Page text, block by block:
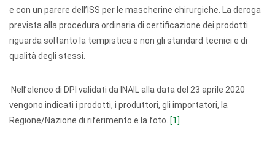
e con un parere dell’ISS per le mascherine chirurgiche. La deroga
prevista alla procedura ordinaria di certificazione dei prodotti
riguarda soltanto la tempistica e non gli standard tecnici e di
qualità degli stessi.
Nell’elenco di DPI validati da INAIL alla data del 23 aprile 2020
vengono indicati i prodotti, i produttori, gli importatori, la
Regione/Nazione di riferimento e la foto. [1]